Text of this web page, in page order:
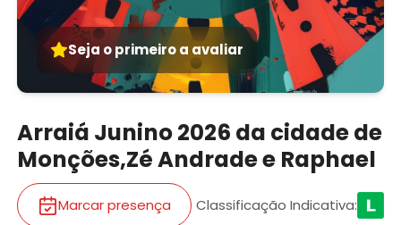
Seja o primeiro a avaliar
Arraiá Junino 2026 da cidade de
Monções,Zé Andrade e Raphael
Marcar presença Classificação Indicativa: